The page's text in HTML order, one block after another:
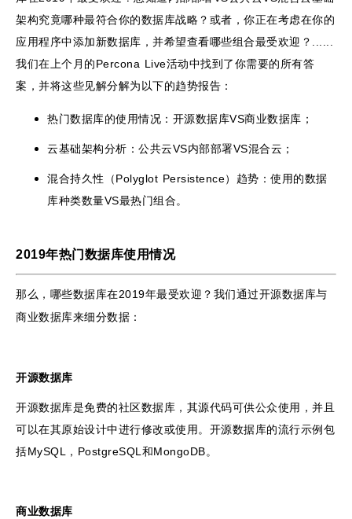
架构究竟哪种最符合你的数据库战略？或者，你正在考虑在你的
应用程序中添加新数据库，并希望查看哪些组合最受欢迎？......
我们在上个月的Percona Live活动中找到了你需要的所有答
案，并将这些见解分解为以下的趋势报告：
热门数据库的使用情况：开源数据库VS商业数据库；
云基础架构分析：公共云VS内部部署VS混合云；
混合持久性（Polyglot Persistence）趋势：使用的数据
库种类数量VS最热门组合。
2019年热门数据库使用情况
那么，哪些数据库在2019年最受欢迎？我们通过开源数据库与
商业数据库来细分数据：
开源数据库
开源数据库是免费的社区数据库，其源代码可供公众使用，并且
可以在其原始设计中进行修改或使用。开源数据库的流行示例包
括MySQL，PostgreSQL和MongoDB。
商业数据库